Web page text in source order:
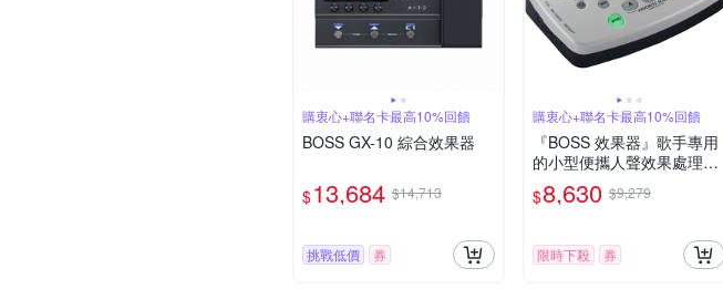
購衷心+聯名卡最高10%回饋
BOSS GX-10 綜合效果器
$13,684 $14,713
挑戰低價 券
購衷心+聯名卡最高10%回饋
『BOSS 效果器』歌手專用
的小型便攜人聲效果處理器
VE-5 白色款 / 公司貨保固
$8,630 $9,279
限時下殺 券